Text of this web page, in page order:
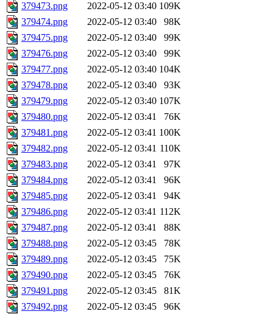
379473.png
2022-05-12 03:40 109K
379474.png
2022-05-12 03:40
98K
379475.png
2022-05-12 03:40
99K
379476.png
2022-05-12 03:40
99K
379477.png
2022-05-12 03:40 104K
379478.png
2022-05-12 03:40
93K
379479.png
2022-05-12 03:40 107K
379480.png
2022-05-12 03:41
76K
379481.png
2022-05-12 03:41 100K
379482.png
2022-05-12 03:41 110K
379483.png
2022-05-12 03:41
97K
379484.png
2022-05-12 03:41
96K
379485.png
2022-05-12 03:41
94K
379486.png
2022-05-12 03:41 112K
379487.png
2022-05-12 03:41
88K
379488.png
2022-05-12 03:45
78K
379489.png
2022-05-12 03:45
75K
379490.png
2022-05-12 03:45
76K
379491.png
2022-05-12 03:45
81K
379492.png
2022-05-12 03:45 96K